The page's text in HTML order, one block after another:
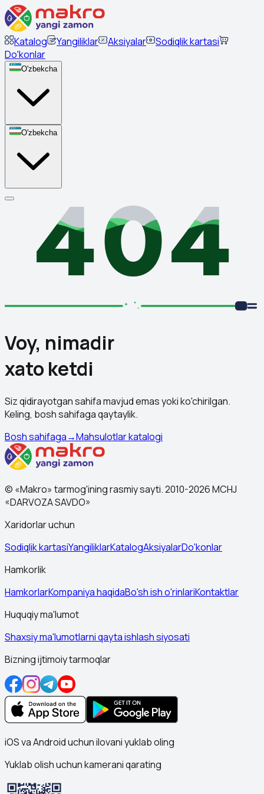
Katalog Yangiliklar Aksiyalar
Sodiqlik kartasi
Do'konlar
O'zbekcha
O'zbekcha
404
404
Voy, nimadir
xato ketdi
Siz qidirayotgan sahifa mavjud emas yoki ko'chirilgan.
Keling, bosh sahifaga qaytaylik.
Bosh sahifaga→Mahsulotlar katalogi
© «Makro» tarmog'ining rasmiy sayti. 2010-2026 MCHJ
«DARVOZA SAVDO»
Xaridorlar uchun
Sodiqlik kartasiYangiliklarKatalogAksiyalarDo'konlar
Hamkorlik
HamkorlarKompaniya haqidaBo'sh ish o'rinlariKontaktlar
Huquqiy ma'lumot
Shaxsiy ma'lumotlarni qayta ishlash siyosati
Bizning ijtimoiy tarmoqlar
iOS va Android uchun ilovani yuklab oling
Yuklab olish uchun kamerani qarating